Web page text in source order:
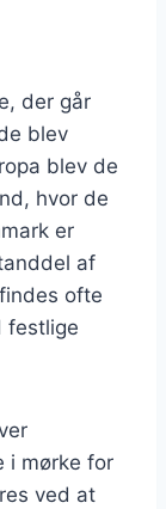
der går
blev
blev de
hvor de
er
af
ofte
festlige
i mørke for
ved at